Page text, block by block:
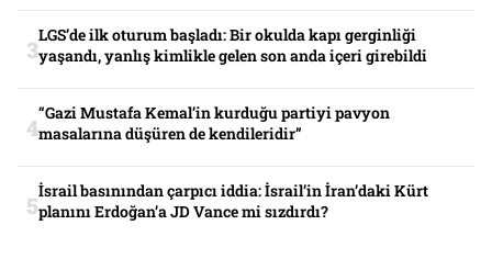
LGS’de ilk oturum başladı: Bir okulda kapı gerginliği
yaşandı, yanlış kimlikle gelen son anda içeri girebildi
“Gazi Mustafa Kemal’in kurduğu partiyi pavyon
masalarına düşüren de kendileridir”
İsrail basınından çarpıcı iddia: İsrail’in İran’daki Kürt
planını Erdoğan’a JD Vance mi sızdırdı?